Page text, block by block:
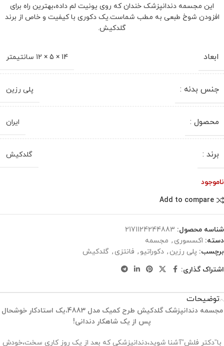
این مجسمه دندانپزشک خندان که روی یونیت لم داده،بهترین راه برای
افزودن شوخ ‌طبعی به مطب شماست.یک دکوری با کیفیت و خاص از برند
گلدکیش.
ابعاد 14 × 5 × 12 سانتیمتر
جنس بدنه : پلی رزین
محصول : ایران
برند : گلدکیش
ناموجود
Add to compare
شناسه محصول: 2171124244883
دسته: اکسسوری , مجسمه
برچسب: پلی رزین , دکوراتیو , فانتزی , گلدکیش
اشتراک گذاری:
توضیحات
مجسمه دندانپزشک گلدکیش طرح کمیک مدل 4883،یک استادکار خوشحال
پس از یک شاهکار دندانی!
با”دکتر فلش”آشنا شوید،دندانپزشکی که بعد از یک روز کاری سخت،خودش